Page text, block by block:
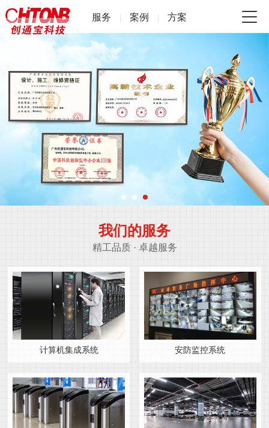
服务 案例 方案
我们的服务
精工品质 · 卓越服务
计算机集成系统 安防监控系统